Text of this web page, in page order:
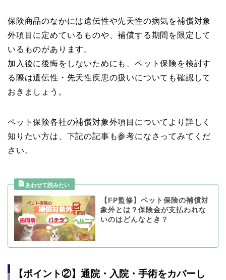
保険商品のなかには遺伝性や先天性の病気を補償対象
外項目に定めているものや、補償する期間を限定して
いるものがあります。
加入後に後悔をしないためにも、ペット保険を検討す
る際は遺伝性・先天性疾患の扱いについても確認して
おきましょう。
ペット保険各社の補償対象外項目についてより詳しく
知りたい方は、下記の記事も参考になさってみてくだ
さい。
【FP監修】ペット保険の補償対
象外とは？保険金が支払われな
いのはどんなとき？
【ポイント②】通院・入院・手術をカバーし